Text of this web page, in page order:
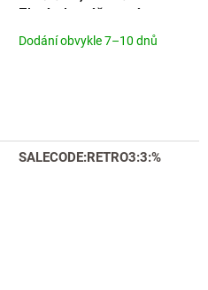
Zlatá - kartáčovaná
Dodání obvykle 7–10 dnů
SALECODE:RETRO3:3:%